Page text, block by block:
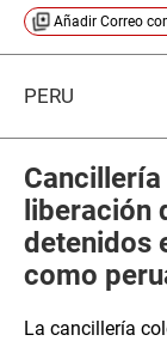
Añadir Correo
PERÚ
liberación
detenidos
como
La cancillería